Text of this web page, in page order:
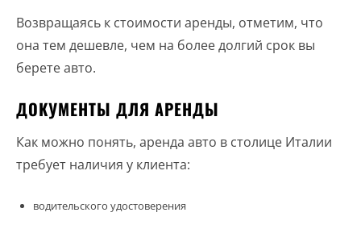
Возвращаясь к стоимости аренды, отметим, что
она тем дешевле, чем на более долгий срок вы
берете авто.
ДОКУМЕНТЫ ДЛЯ АРЕНДЫ
Как можно понять, аренда авто в столице Италии
требует наличия у клиента:
водительского удостоверения